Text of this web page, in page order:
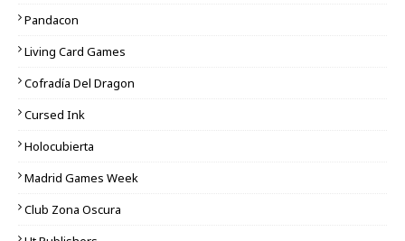
Pandacon
Living Card Games
Cofradía Del Dragon
Cursed Ink
Holocubierta
Madrid Games Week
Club Zona Oscura